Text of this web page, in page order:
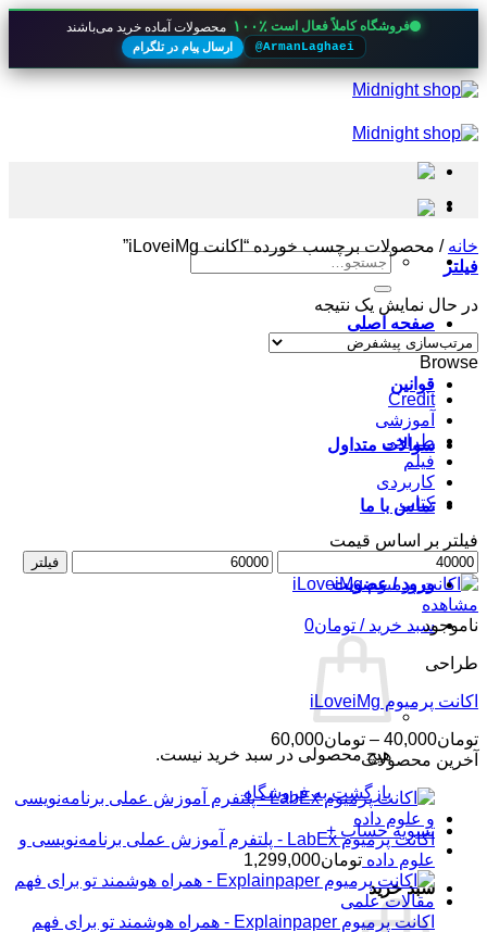
فروشگاه کاملاً فعال است ۱۰۰٪ محصولات آماده خرید می‌باشند
@ArmanLaghaei ارسال پیام در تلگرام
Skip
to
جستجو
صفحه اصلی
قوانین
سوالات متداول
تماس با ما
ورود / عضویت
سبد خرید / تومان0
هیچ محصولی در سبد خرید نیست.
بازگشت به فروشگاه
تسویه حساب +
سبد خرید
خانه / محصولات برچسب خورده “اکانت iLoveiMg”
فیلتر
در حال نمایش یک نتیجه
Browse
Credit
آموزشی
طراحی
فیلم
کاربردی
کتاب
فیلتر بر اساس قیمت
حداقل
قیمت
حداکثر
فیلتر
مشاهده
ناموجود
طراحی
اکانت پرمیوم iLoveiMg
تومان40,000
– تومان60,000محدوده
قیمت:
تا
آخرین محصولات
اکانت پرمیوم LabEx - پلتفرم آموزش عملی برنامه‌نویسی و
علوم داده تومان1,299,000
اکانت پرمیوم Explainpaper - همراه هوشمند تو برای فهم